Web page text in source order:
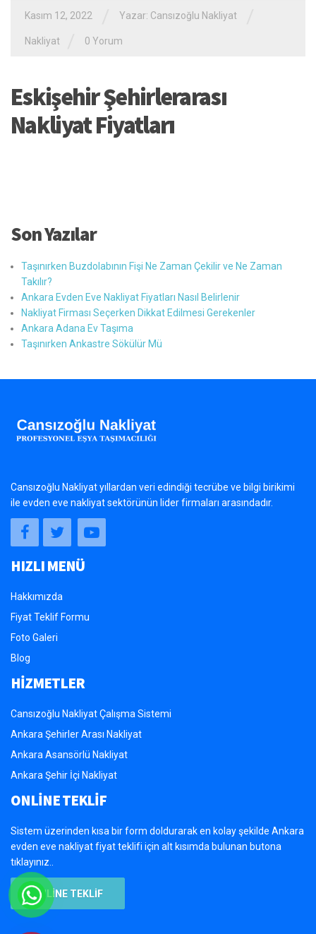
Kasım 12, 2022 Yazar: Cansızoğlu Nakliyat
Nakliyat 0 Yorum
Eskişehir Şehirlerarası
Nakliyat Fiyatları
Son Yazılar
Taşınırken Buzdolabının Fişi Ne Zaman Çekilir ve Ne Zaman
Takılır?
Ankara Evden Eve Nakliyat Fiyatları Nasıl Belirlenir
Nakliyat Firması Seçerken Dikkat Edilmesi Gerekenler
Ankara Adana Ev Taşıma
Taşınırken Ankastre Sökülür Mü
Cansızoğlu Nakliyat yıllardan veri edindiği tecrübe ve bilgi birikimi
ile evden eve nakliyat sektörünün lider firmaları arasındadır.
HIZLI MENÜ
Hakkımızda
Fiyat Teklif Formu
Foto Galeri
Blog
HİZMETLER
Cansızoğlu Nakliyat Çalışma Sistemi
Ankara Şehirler Arası Nakliyat
Ankara Asansörlü Nakliyat
Ankara Şehir İçi Nakliyat
ONLİNE TEKLİF
Sistem üzerinden kısa bir form doldurarak en kolay şekilde Ankara
evden eve nakliyat fiyat teklifi için alt kısımda bulunan butona
tıklayınız..
ONLİNE TEKLİF